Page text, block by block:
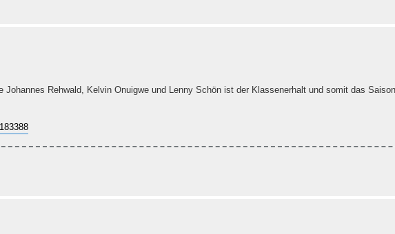
Johannes Rehwald, Kelvin Onuigwe und Lenny Schön ist der Klassenerhalt und somit das